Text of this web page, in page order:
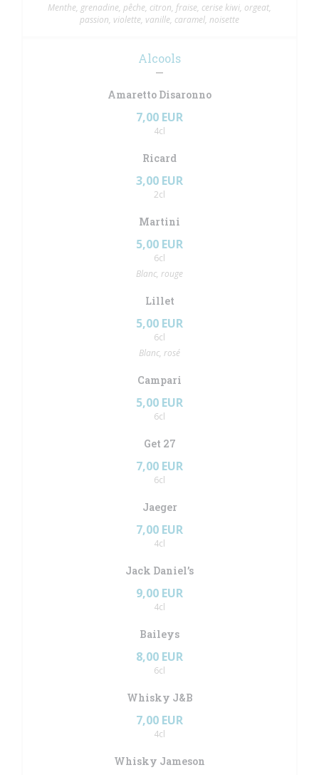
Menthe, grenadine, pêche, citron, fraise, cerise kiwi, orgeat,
passion, violette, vanille, caramel, noisette
Alcools
Amaretto Disaronno
7,00 EUR
4cl
Ricard
3,00 EUR
2cl
Martini
5,00 EUR
6cl
Blanc, rouge
Lillet
5,00 EUR
6cl
Blanc, rosé
Campari
5,00 EUR
6cl
Get 27
7,00 EUR
6cl
Jaeger
7,00 EUR
4cl
Jack Daniel’s
9,00 EUR
4cl
Baileys
8,00 EUR
6cl
Whisky J&B
7,00 EUR
4cl
Whisky Jameson